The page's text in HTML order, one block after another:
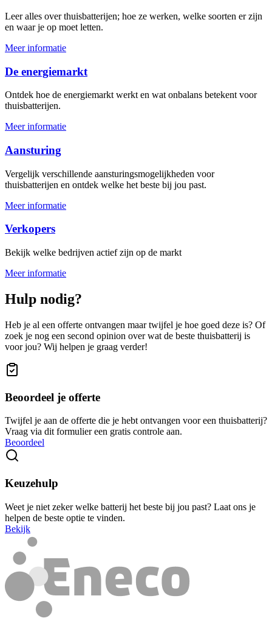
Leer alles over thuisbatterijen; hoe ze werken, welke soorten er zijn
en waar je op moet letten.
Meer informatie
De energiemarkt
Ontdek hoe de energiemarkt werkt en wat onbalans betekent voor
thuisbatterijen.
Meer informatie
Aansturing
Vergelijk verschillende aansturingsmogelijkheden voor
thuisbatterijen en ontdek welke het beste bij jou past.
Meer informatie
Verkopers
Bekijk welke bedrijven actief zijn op de markt
Meer informatie
Hulp nodig?
Heb je al een offerte ontvangen maar twijfel je hoe goed deze is? Of
zoek je nog een second opinion over wat de beste thuisbatterij is
voor jou? Wij helpen je graag verder!
Beoordeel je offerte
Twijfel je aan de offerte die je hebt ontvangen voor een thuisbatterij?
Vraag via dit formulier een gratis controle aan.
Beoordeel
Keuzehulp
Weet je niet zeker welke batterij het beste bij jou past? Laat ons je
helpen de beste optie te vinden.
Bekijk